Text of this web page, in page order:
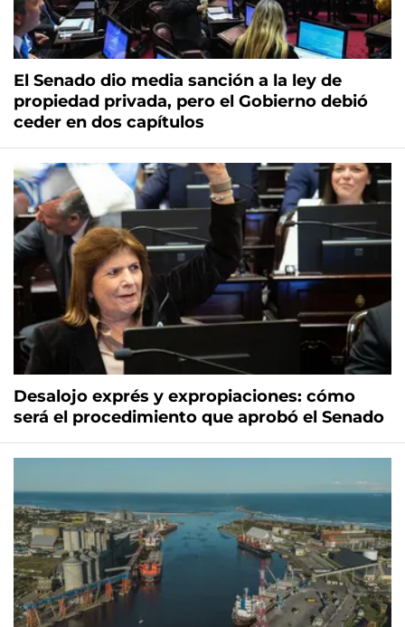
El Senado dio media sanción a la ley de
propiedad privada, pero el Gobierno debió
ceder en dos capítulos
Desalojo exprés y expropiaciones: cómo
será el procedimiento que aprobó el Senado